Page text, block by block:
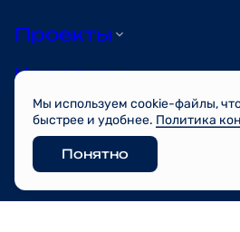
Проекты
Квартиры
О компании
© FORUM 2026
Разработано
Мы используем cookie-файлы,
быстрее и удобнее. Политика
Понятно